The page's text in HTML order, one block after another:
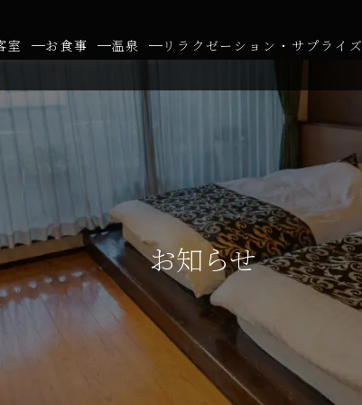
室 お食事 温泉 リラクゼーション・サプライズ
お知らせ